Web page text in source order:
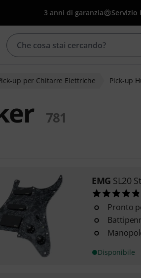
3 anni di garanzia Servizio
up per Chitarre Elettriche Pick-up
781
EMG SL20
Pronto
Disponibile